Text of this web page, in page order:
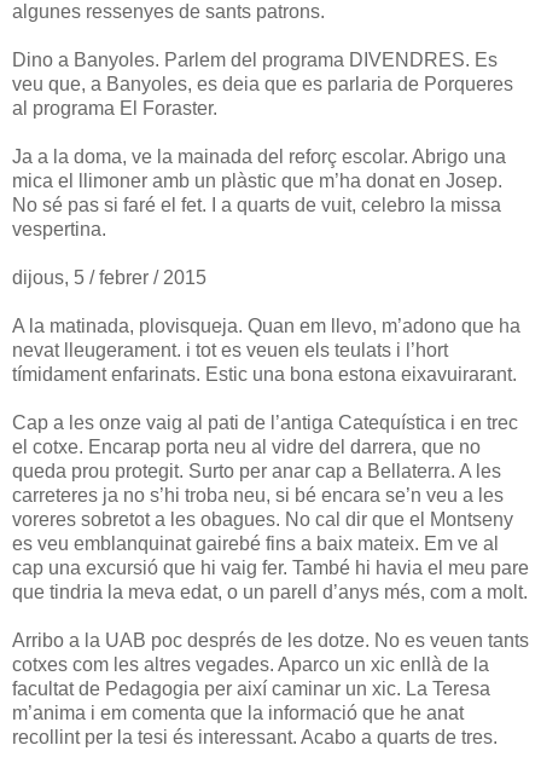
algunes ressenyes de sants patrons.
Dino a Banyoles. Parlem del programa DIVENDRES. Es
veu que, a Banyoles, es deia que es parlaria de Porqueres
al programa El Foraster.
Ja a la doma, ve la mainada del reforç escolar. Abrigo una
mica el llimoner amb un plàstic que m’ha donat en Josep.
No sé pas si faré el fet. I a quarts de vuit, celebro la missa
vespertina.
dijous, 5 / febrer / 2015
A la matinada, plovisqueja. Quan em llevo, m’adono que ha
nevat lleugerament. i tot es veuen els teulats i l’hort
tímidament enfarinats. Estic una bona estona eixavuirarant.
Cap a les onze vaig al pati de l’antiga Catequística i en trec
el cotxe. Encarap porta neu al vidre del darrera, que no
queda prou protegit. Surto per anar cap a Bellaterra. A les
carreteres ja no s’hi troba neu, si bé encara se’n veu a les
voreres sobretot a les obagues. No cal dir que el Montseny
es veu emblanquinat gairebé fins a baix mateix. Em ve al
cap una excursió que hi vaig fer. També hi havia el meu pare
que tindria la meva edat, o un parell d’anys més, com a molt.
Arribo a la UAB poc després de les dotze. No es veuen tants
cotxes com les altres vegades. Aparco un xic enllà de la
facultat de Pedagogia per així caminar un xic. La Teresa
m’anima i em comenta que la informació que he anat
recollint per la tesi és interessant. Acabo a quarts de tres.